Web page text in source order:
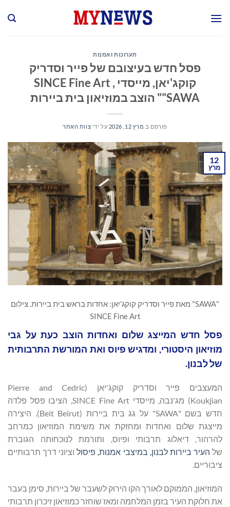
תערוכות ואמנות
פסל חדש בעיצובם של פייר וסדריק
קוקג'יאן, מייסדי SINCE Fine Art ,
"SAWA" הוצב במוזיאון בית ביירות
פורסם ב מרץ 12, 2026 על ידי צוות האתר
12
מרץ
"SAWA" מאת פייר וסדריק קוקג'יאן: אחדות בראש בית ביירות. צילום
SINCE Fine Art
פסל חדש המייצג שלום ואחדות הוצב כעת על גבי
מוזיאון היסטורי, ומדגיש פיוס ואת המורשת התרבותית
של לבנון.
המעצבים פייר וסדריק קוקג'יאן (Pierre and Cedric
Koukjian) מג'נבה, מייסדי SINCE Fine Art, הציבו פסל פלדה
חדש בשם "SAWA" על גג בית ביירות (Beit Beirut). היצירה
מייצגת שלום ואחדות ומחזקת את משימת המוזיאון כמרחב
להרהור, דיאלוג תרבותי ופיוס, ותורמת לנוכחותה הגוברת
של העיר ביירות לבנון, במיצבי אמנות, פיסולוציוני דרך תרבותיים
ציבוריים.
המוזיאון, הממוקם לאורך הקו הירוק לשעבר של ביירות, סימן בעבר
את חלוקת העיר בזמן המלחמה ומאז שוחזר כמוזיאון זיכרון תרבותי